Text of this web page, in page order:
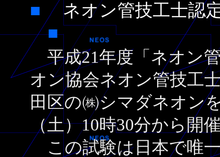
■
ネオン管技工士認
■
平成21年度「ネオン
オン協会ネオン管技工
田区の㈱シマダネオン
（土）10時30分から開
この試験は日本で唯一